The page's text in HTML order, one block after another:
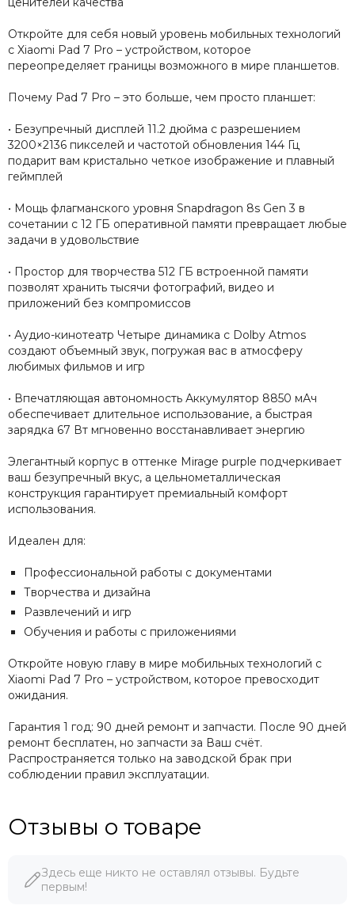
Откройте для себя новый уровень мобильных технологий
с Xiaomi Pad 7 Pro – устройством, которое
переопределяет границы возможного в мире планшетов.
Почему Pad 7 Pro – это больше, чем просто планшет:
• Безупречный дисплей 11.2 дюйма с разрешением
3200×2136 пикселей и частотой обновления 144 Гц
подарит вам кристально четкое изображение и плавный
геймплей
• Мощь флагманского уровня Snapdragon 8s Gen 3 в
сочетании с 12 ГБ оперативной памяти превращает любые
задачи в удовольствие
• Простор для творчества 512 ГБ встроенной памяти
позволят хранить тысячи фотографий, видео и
приложений без компромиссов
• Аудио-кинотеатр Четыре динамика с Dolby Atmos
создают объемный звук, погружая вас в атмосферу
любимых фильмов и игр
• Впечатляющая автономность Аккумулятор 8850 мАч
обеспечивает длительное использование, а быстрая
зарядка 67 Вт мгновенно восстанавливает энергию
Элегантный корпус в оттенке Mirage purple подчеркивает
ваш безупречный вкус, а цельнометаллическая
конструкция гарантирует премиальный комфорт
использования.
Идеален для:
Профессиональной работы с документами
Творчества и дизайна
Развлечений и игр
Обучения и работы с приложениями
Откройте новую главу в мире мобильных технологий с
Xiaomi Pad 7 Pro – устройством, которое превосходит
ожидания.
Гарантия 1 год: 90 дней ремонт и запчасти. После 90 дней
ремонт бесплатен, но запчасти за Ваш счёт.
Распространяется только на заводской брак при
соблюдении правил эксплуатации.
Отзывы о товаре
Здесь еще никто не оставлял отзывы. Будьте
первым!